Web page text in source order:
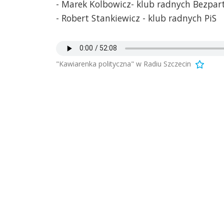
- Marek Kolbowicz- klub radnych
- Robert Stankiewicz - klub radnych PiS
"Kawiarenka polityczna" w Radiu Szczecin